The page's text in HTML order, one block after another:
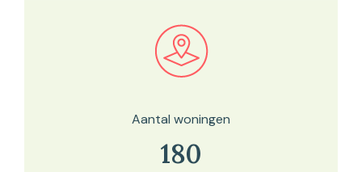
Bekijk in onze kaartviewer
Aantal woningen
180